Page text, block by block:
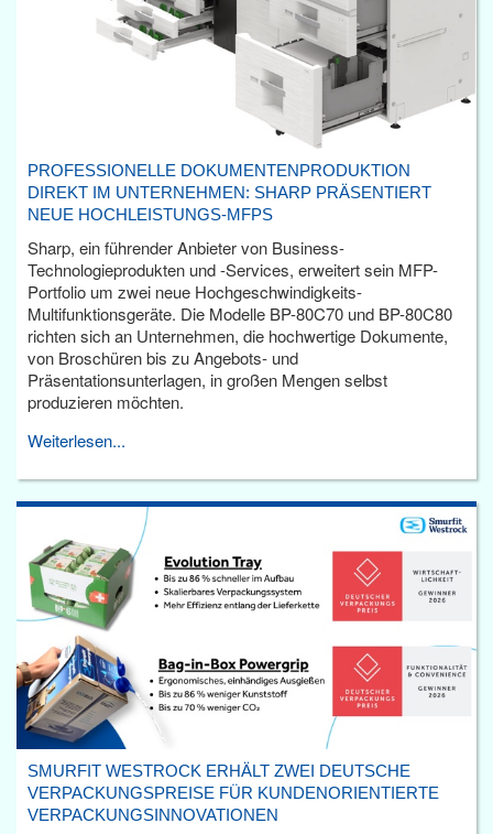
PROFESSIONELLE DOKUMENTENPRODUKTION
DIREKT IM UNTERNEHMEN: SHARP PRÄSENTIERT
NEUE HOCHLEISTUNGS-MFPS
Sharp, ein führender Anbieter von Business-
Technologieprodukten und -Services, erweitert sein MFP-
Portfolio um zwei neue Hochgeschwindigkeits-
Multifunktionsgeräte. Die Modelle BP-80C70 und BP-80C80
richten sich an Unternehmen, die hochwertige Dokumente,
von Broschüren bis zu Angebots- und
Präsentationsunterlagen, in großen Mengen selbst
produzieren möchten.
Weiterlesen...
SMURFIT WESTROCK ERHÄLT ZWEI DEUTSCHE
VERPACKUNGSPREISE FÜR KUNDENORIENTIERTE
VERPACKUNGSINNOVATIONEN